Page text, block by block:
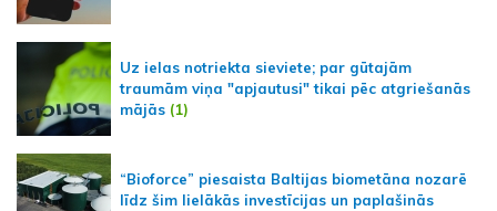
Uz ielas notriekta sieviete; par gūtajām
traumām viņa "apjautusi" tikai pēc atgriešanās
mājās (1)
“Bioforce” piesaista Baltijas biometāna nozarē
līdz šim lielākās investīcijas un paplašinās